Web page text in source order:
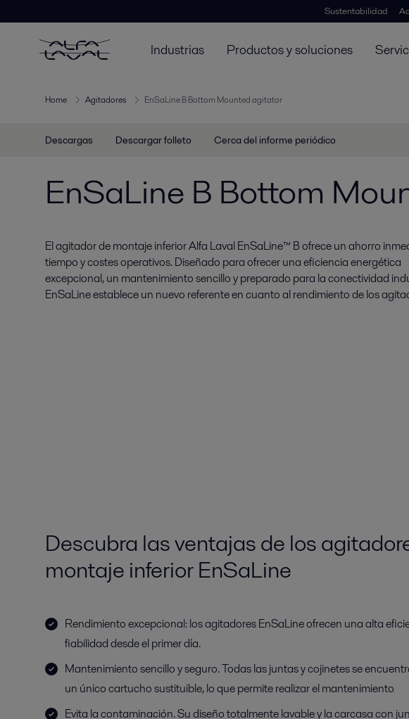
Sustentabilidad
Industrias Productos y soluciones
Home Agitadores EnSaLine B Bottom Mounted agitator
Descargas Descargar folleto Cerca del informe periódico
EnSaLine B Bottom
El agitador de montaje inferior Alfa Laval EnSaLine™ B ofrece un ahorro
tiempo y costes operativos. Diseñado para ofrecer una eficiencia energética
excepcional, un mantenimiento sencillo y preparado para la conectividad
EnSaLine establece un nuevo referente en cuanto al rendimiento de los
Descubra las ventajas de los
montaje inferior EnSaLine
Rendimiento excepcional: los agitadores EnSaLine ofrecen una alta
fiabilidad desde el primer día.
Mantenimiento sencillo y seguro. Todas las juntas y cojinetes se
un único cartucho sustituible, lo que permite realizar el mantenimiento
Evita la contaminación. Su diseño totalmente lavable y la carcasa con